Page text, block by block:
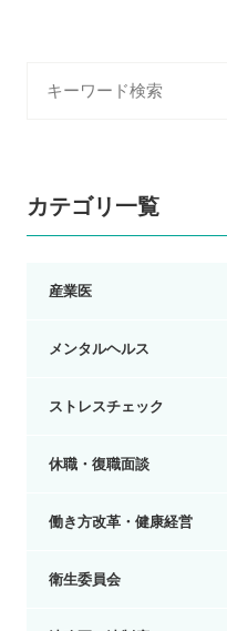
カテゴリ一覧
産業医
メンタルヘルス
ストレスチェック
休職・復職面談
働き方改革・健康経営
衛生委員会